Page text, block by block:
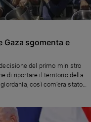
Gaza sgomenta e
del primo ministro
di riportare il territorio della
così com’era stato
Tel Aviv a trattare